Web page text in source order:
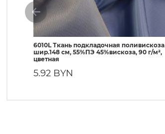
6010L Ткань подкладочная поливискоза
шир.148 см, 55%ПЭ 45%вискоза, 90 г/м²,
цветная
5.92 BYN